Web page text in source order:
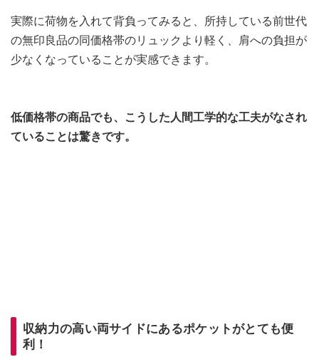
実際に荷物を入れて背負ってみると、所持している前世代
の無印良品の同価格帯のリュックより軽く、肩への負担が
少なくなっていることが実感できます。
低価格帯の商品でも、こうした人間工学的な工夫がなされ
ていることは驚きです。
収納力の高い両サイドにあるポケットがとても便
利！